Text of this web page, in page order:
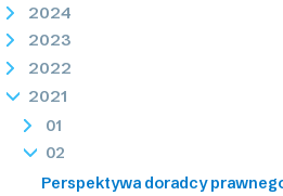
2024
2023
2022
2021
01
02
Perspektywa doradcy